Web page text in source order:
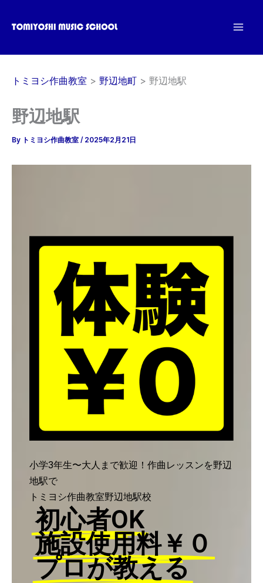
ス
トミヨシ作曲教室 野辺地町 野辺地駅
野辺地駅
By トミヨシ作曲教室 / 2025年2月21日
小学3年生〜大人まで歓迎！作曲レッスンを野辺
地駅で
トミヨシ作曲教室野辺地駅校
初心者OK
施設使用料￥０
プロが教える